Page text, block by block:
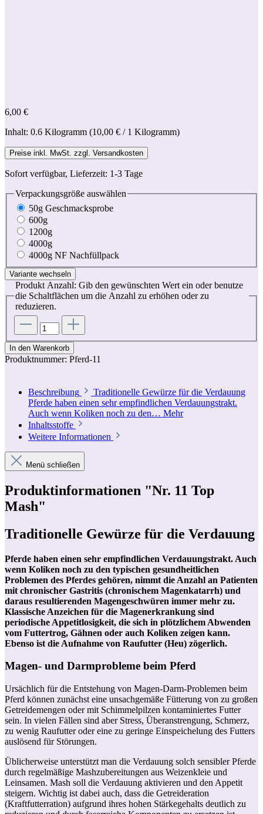
6,00 €
Inhalt: 0.6 Kilogramm (10,00 € / 1 Kilogramm)
Preise inkl. MwSt. zzgl. Versandkosten
Sofort verfügbar, Lieferzeit: 1-3 Tage
Verpackungsgröße auswählen
50g Geschmacksprobe
600g
1200g
4000g
4000g NF Nachfüllpack
Produkt Anzahl: Gib den gewünschten Wert ein oder benutze
die Schaltflächen um die Anzahl zu erhöhen oder zu
reduzieren.
In den Warenkorb
Produktnummer: Pferd-11
Beschreibung
Traditionelle Gewürze für die Verdauung
Pferde haben einen sehr empfindlichen Verdauungstrakt.
Auch wenn Koliken noch zu den… Mehr
Inhaltsstoffe
Weitere Informationen
Menü schließen
Produktinformationen "Nr. 11 Top
Mash"
Traditionelle Gewürze für die Verdauung
Pferde haben einen sehr empfindlichen Verdauungstrakt. Auch
wenn Koliken noch zu den typischen gesundheitlichen
Problemen des Pferdes gehören, nimmt die Anzahl an Patienten
mit chronischer Gastritis (chronischem Magenkatarrh) und
daraus resultierenden Magengeschwüren immer mehr zu.
Klassische Anzeichen für die Magenerkrankung sind
periodische Appetitlosigkeit, die sich in plötzlichem Abwenden
vom Futtertrog, Gähnen oder auch Koliken zeigen kann.
Ebenso ist die Aufnahme von Raufutter (Heu) zögerlich.
Magen- und Darmprobleme beim Pferd
Ursächlich für die Entstehung von Magen-Darm-Problemen beim
Pferd können zunächst eine unsachgemäße Fütterung von zu großen
Getreidemengen oder mit Schimmelpilzen kontaminiertes Futter
sein. In vielen Fällen sind aber Stress, Überanstrengung, Schmerz,
zu wenig Raufutter oder eine zu geringe Einspeichelung des Futters
auslösend für Störungen.
Üblicherweise unterstützt man die Verdauung solch sensibler Pferde
durch regelmäßige Mashzubereitungen aus Weizenkleie und
Leinsamen. Mash soll die Verdauung aktivieren und den Appetit
steigern. Wichtig ist dabei auch, dass die Getreideration
(Kraftfutterration) aufgrund ihres hohen Stärkegehalts deutlich zu